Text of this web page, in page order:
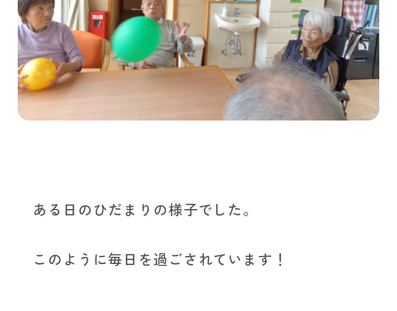
ある日のひだまりの様子でした。
このように毎日を過ごされています！